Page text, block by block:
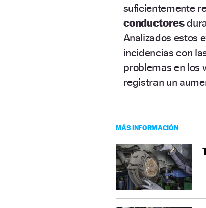
suficientemente
conductores
Analizados estos
incidencias con
problemas en los
registran un
MÁS INFORMACIÓN